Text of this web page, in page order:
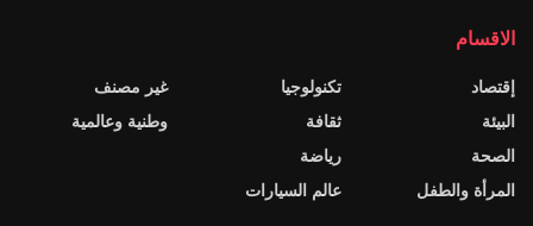
الاقسام
إقتصاد
البيئة
الصحة
المرأة والطفل
تكنولوجيا
ثقافة
رياضة
عالم السيارات
غير مصنف
وطنية وعالمية